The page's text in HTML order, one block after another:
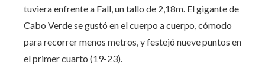
tuviera enfrente a Fall, un tallo de 2,18m. El gigante de
Cabo Verde se gustó en el cuerpo a cuerpo, cómodo
para recorrer menos metros, y festejó nueve puntos en
el primer cuarto (19-23).